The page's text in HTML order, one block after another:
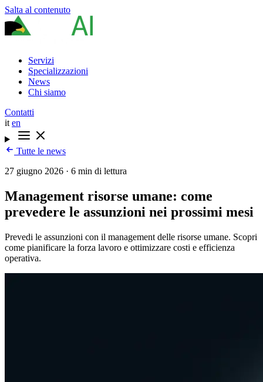
Salta al contenuto
Servizi
Specializzazioni
News
Chi siamo
Contatti
it en
Tutte le news
27 giugno 2026 · 6 min di lettura
Management risorse umane: come
prevedere le assunzioni nei prossimi mesi
Prevedi le assunzioni con il management delle risorse umane. Scopri
come pianificare la forza lavoro e ottimizzare costi e efficienza
operativa.